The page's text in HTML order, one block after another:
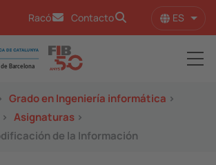
Racó Contacto ES
Grado en Ingeniería informática >
> Asignaturas >
de la Información